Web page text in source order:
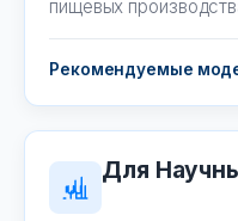
пищевых
Рекомендуемые
Для